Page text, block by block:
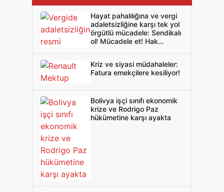
Hayat pahalılığına ve vergi
adaletsizliğine karşı tek yol
örgütlü mücadele: Sendikalı
ol! Mücadele et! Hak
Kriz ve siyasi müdahaleler:
Fatura emekçilere kesiliyor!
Bolivya işçi sınıfı ekonomik
krize ve Rodrigo Paz
hükümetine karşı ayakta